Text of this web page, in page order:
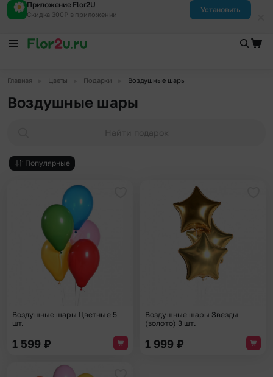
Приложение Flor2U
Скидка 300₽ в приложении
Установить
Главная Цветы Подарки Воздушные шары
Воздушные шары
Найти подарок
Популярные
Добавить в избранное
Воздушные шары Цветные 5
шт.
1 599 ₽
Воздушные шары Звезды
(золото) 3 шт.
1 999 ₽